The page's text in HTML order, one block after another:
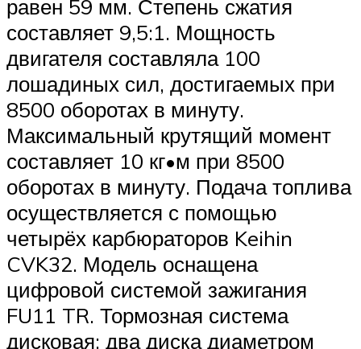
равен 59 мм. Степень сжатия
составляет 9,5:1. Мощность
двигателя составляла 100
лошадиных сил, достигаемых при
8500 оборотах в минуту.
Максимальный крутящий момент
составляет 10 кг•м при 8500
оборотах в минуту. Подача топлива
осуществляется с помощью
четырёх карбюраторов Keihin
CVK32. Модель оснащена
цифровой системой зажигания
FU11 TR. Тормозная система
дисковая: два диска диаметром